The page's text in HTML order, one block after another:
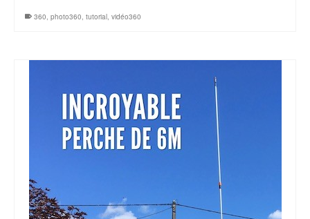
360, photo360, tutorial, vidéo360